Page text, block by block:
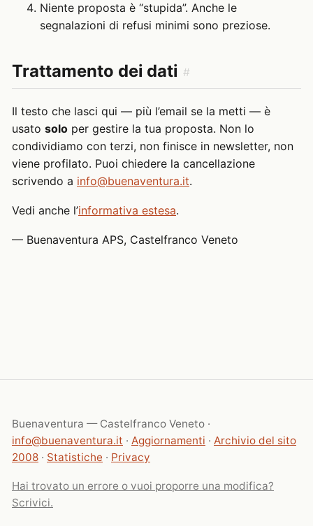
Niente proposta è “stupida”. Anche le
segnalazioni di refusi minimi sono preziose.
Trattamento dei dati #
Il testo che lasci qui — più l’email se la metti — è
usato solo per gestire la tua proposta. Non lo
condividiamo con terzi, non finisce in newsletter, non
viene profilato. Puoi chiedere la cancellazione
scrivendo a info@buenaventura.it.
Vedi anche l’informativa estesa.
— Buenaventura APS, Castelfranco Veneto
Buenaventura — Castelfranco Veneto ·
info@buenaventura.it · Aggiornamenti · Archivio del sito
2008 · Statistiche · Privacy
Hai trovato un errore o vuoi proporre una modifica?
Scrivici.